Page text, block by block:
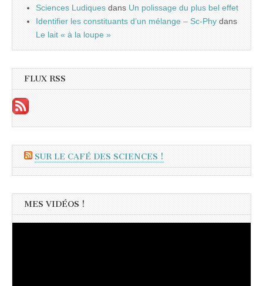
Sciences Ludiques dans Un polissage du plus bel effet
Identifier les constituants d’un mélange – Sc-Phy dans
Le lait « à la loupe »
FLUX RSS
SUR LE CAFÉ DES SCIENCES !
MES VIDÉOS !